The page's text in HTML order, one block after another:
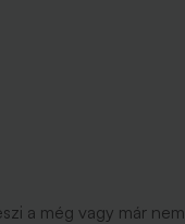
a még vagy már nem